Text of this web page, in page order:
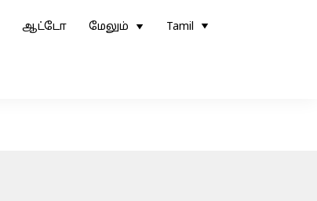
ஆட்டோ மேலும் Tamil